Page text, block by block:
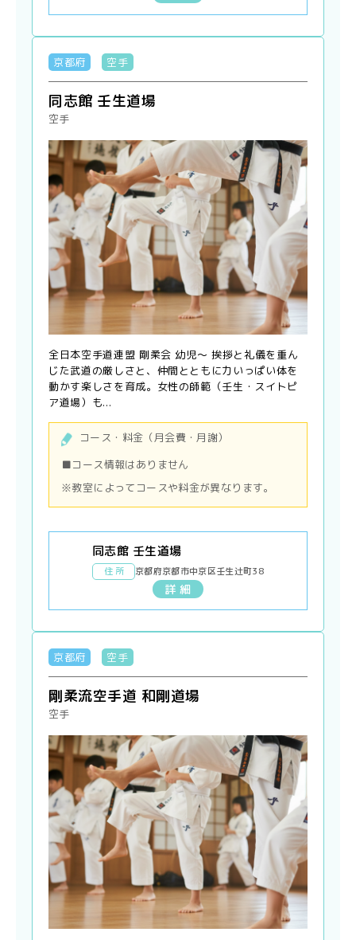
京都府 空手
同志館 壬生道場
空手
全日本空手道連盟 剛柔会 幼児〜 挨拶と礼儀を重ん
じた武道の厳しさと、仲間とともに力いっぱい体を
動かす楽しさを育成。女性の師範（壬生・スイトピ
ア道場）も...
コース・料金（月会費・月謝）
■コース情報はありません
※教室によってコースや料金が異なります。
同志館 壬生道場
住 所 京都府京都市中京区壬生辻町38
詳 細
京都府 空手
剛柔流空手道 和剛道場
空手